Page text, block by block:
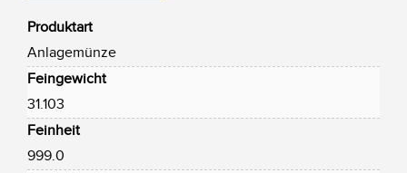
Produktart
Anlagemünze
Feingewicht
31.103
Feinheit
999.0